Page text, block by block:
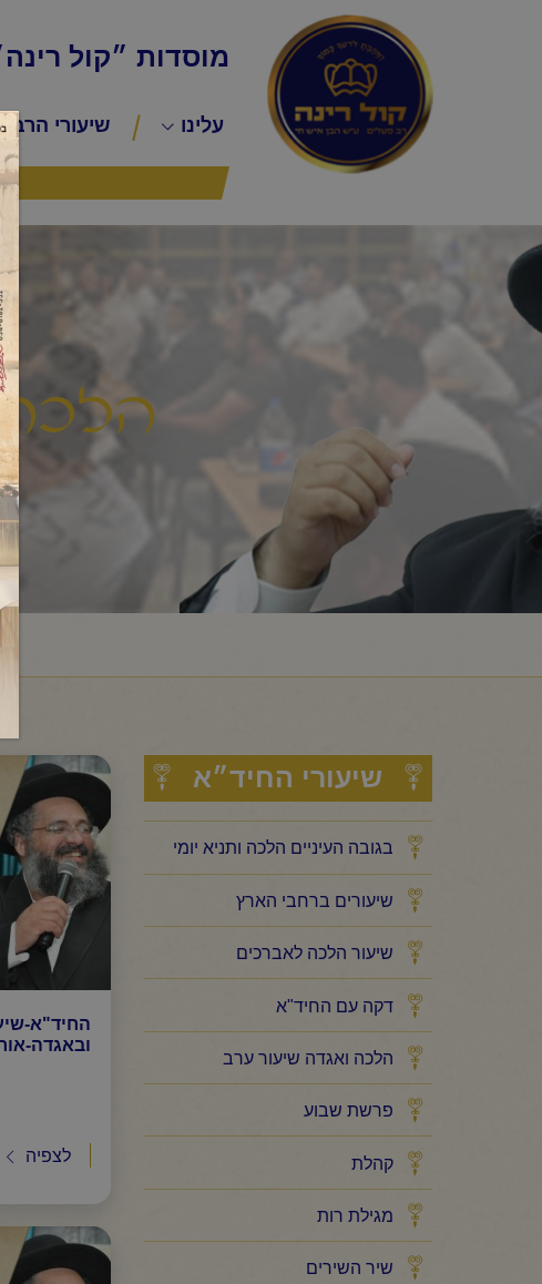
מוסדות ״קול
עלינו שיעורי הרב
שיעורי החיד״א
בגובה העיניים הלכה ותניא יומי
שיעורים ברחבי הארץ
שיעור הלכה לאברכים
דקה עם החיד"א
הלכה ואגדה שיעור ערב
פרשת שבוע
קהלת
מגילת רות
שיר השירים
החיד"א-
ובאגדה-
לצפיה